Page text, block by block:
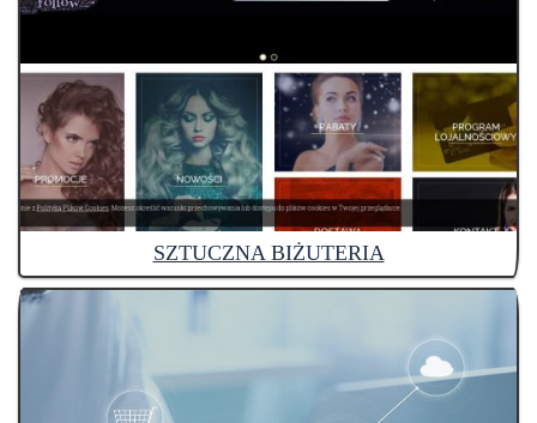
SZTUCZNA BIŻUTERIA